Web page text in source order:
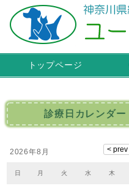
トップページ
診療日カレンダー
2026年8月
日 月 火 水 木